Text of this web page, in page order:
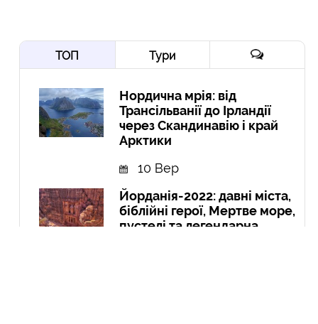
ТОП Тури
Нордична мрія: від
Трансільванії до Ірландії
через Скандинавію і край
Арктики
10 Вер
Йорданія-2022: давні міста,
біблійні герої, Мертве море,
пустелі та легендарна